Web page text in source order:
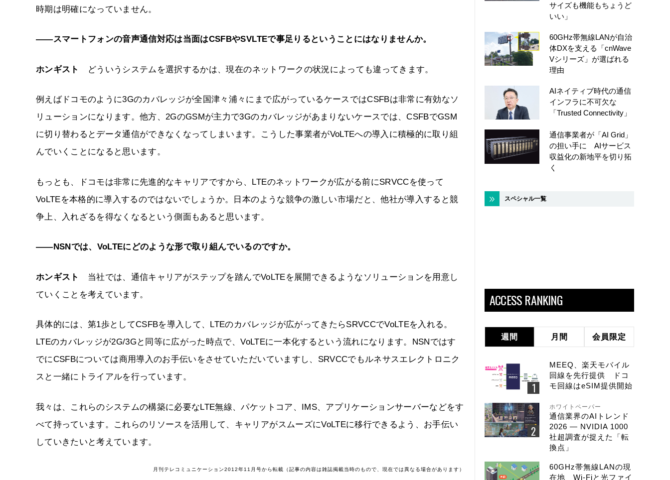
時期は明確になっていません。
――スマートフォンの音声通信対応は当面はCSFBやSVLTEで事足りるということにはなりませんか。
ホンギスト どういうシステムを選択するかは、現在のネットワークの状況によっても違ってきます。
例えばドコモのように3Gのカバレッジが全国津々浦々にまで広がっているケースではCSFBは非常に有効なソ
リューションになります。他方、2GのGSMが主力で3Gのカバレッジがあまりないケースでは、CSFBでGSM
に切り替わるとデータ通信ができなくなってしまいます。こうした事業者がVoLTEへの導入に積極的に取り組
んでいくことになると思います。
もっとも、ドコモは非常に先進的なキャリアですから、LTEのネットワークが広がる前にSRVCCを使って
VoLTEを本格的に導入するのではないでしょうか。日本のような競争の激しい市場だと、他社が導入すると競
争上、入れざるを得なくなるという側面もあると思います。
――NSNでは、VoLTEにどのような形で取り組んでいるのですか。
ホンギスト
当社では、通信キャリアがステップを踏んでVoLTEを展開できるようなソリューションを用意し
ていくことを考えています。
具体的には、第1歩としてCSFBを導入して、LTEのカバレッジが広がってきたらSRVCCでVoLTEを入れる。
LTEのカバレッジが2G/3Gと同等に広がった時点で、VoLTEに一本化するという流れになります。NSNではす
でにCSFBについては商用導入のお手伝いをさせていただいていますし、SRVCCでもルネサスエレクトロニク
スと一緒にトライアルを行っています。
我々は、これらのシステムの構築に必要なLTE無線、パケットコア、IMS、アプリケーションサーバーなどをす
べて持っています。これらのリソースを活用して、キャリアがスムーズにVoLTEに移行できるよう、お手伝い
していきたいと考えています。
月刊テレコミュニケーション2012年11月号から転載（記事の内容は雑誌掲載当時のもので、現在では異なる場合があります）
サイズも機能もちょうど
いい」
60GHz帯無線LANが自治
体DXを支える「cnWave
Vシリーズ」が選ばれる
理由
AIネイティブ時代の通信
インフラに不可欠な
「Trusted Connectivity」
通信事業者が「AI Grid」
の担い手に AIサービス
収益化の新地平を切り拓
く
スペシャル一覧
ACCESS RANKING
週間 月間 会員限定
MEEQ、楽天モバイル
回線を先行提供 ドコ
モ回線はeSIM提供開始
ホワイトペーパー
通信業界のAIトレンド
2026 ― NVIDIA 1000
社超調査が捉えた「転
換点」
60GHz帯無線LANの現
在地 Wi-Fiと光ファイ